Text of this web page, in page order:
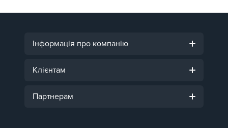
Інформація про компанію
Клієнтам
Партнерам